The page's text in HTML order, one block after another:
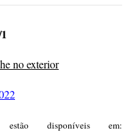
no exterior
disponíveis em: